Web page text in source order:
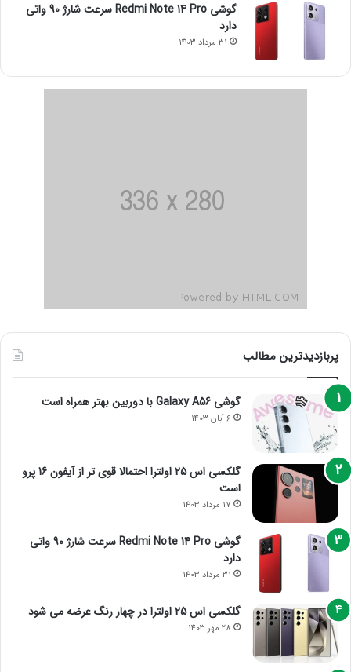
گوشی Redmi Note 14 Pro سرعت شارژ 90 واتی
دارد
31 مرداد 1403
پربازدیدترین مطالب
گوشی Galaxy A56 با دوربین بهتر همراه است
6 آبان 1403
گلکسی اس 25 اولترا احتمالا قوی تر از آیفون 16 پرو
است
17 مرداد 1403
گوشی Redmi Note 14 Pro سرعت شارژ 90 واتی
دارد
31 مرداد 1403
گلکسی اس 25 اولترا در چهار رنگ عرضه می شود
28 مهر 1403